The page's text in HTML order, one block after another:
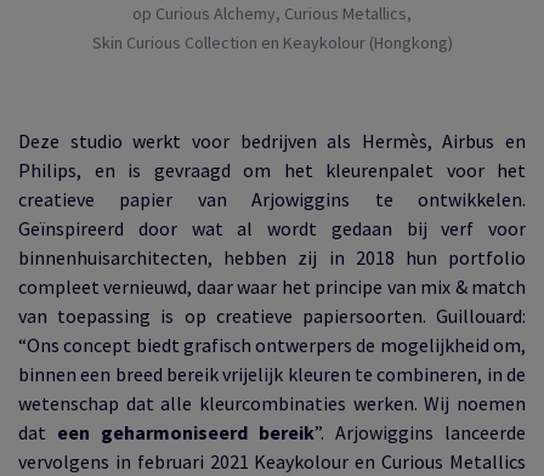
op Curious Alchemy, Curious Metallics,
Skin Curious Collection en Keaykolour (Hongkong)
Deze studio werkt voor bedrijven als Hermès, Airbus en
Philips, en is gevraagd om het kleurenpalet voor het
creatieve papier van Arjowiggins te ontwikkelen.
Geïnspireerd door wat al wordt gedaan bij verf voor
binnenhuisarchitecten, hebben zij in 2018 hun portfolio
compleet vernieuwd, daar waar het principe van mix & match
van toepassing is op creatieve papiersoorten. Guillouard:
“Ons concept biedt grafisch ontwerpers de mogelijkheid om,
binnen een breed bereik vrijelijk kleuren te combineren, in de
wetenschap dat alle kleurcombinaties werken. Wij noemen
dat een geharmoniseerd bereik”. Arjowiggins lanceerde
vervolgens in februari 2021 Keaykolour en Curious Metallics